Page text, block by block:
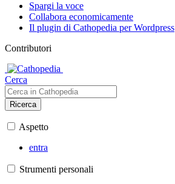
Spargi la voce
Collabora economicamente
Il plugin di Cathopedia per Wordpress
Contributori
Cerca
Ricerca
Aspetto
entra
Strumenti personali